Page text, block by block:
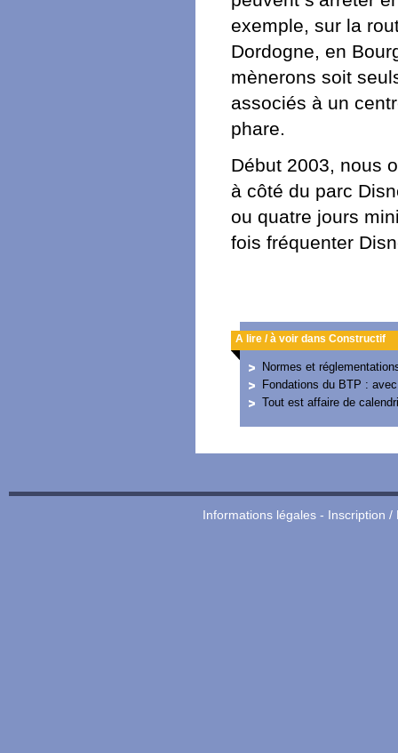
exemple, sur la
Dordogne, en
mènerons soit
associés à un
phare.
Début 2003, nous
à côté du parc
ou quatre jours
fois fréquenter
A lire / à voir dans Constructif
Normes et
Fondations du BTP :
Tout est affaire de
Informations légales- Inscription